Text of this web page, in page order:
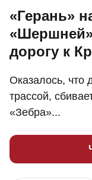
«Герань»
дорогу к
Оказалось,
трассой,
«Зебра»...